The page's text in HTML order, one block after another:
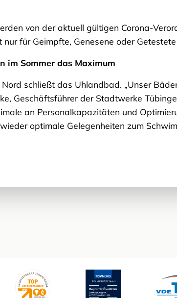
von der aktuell gültigen Corona-
für Geimpfte, Genesene oder
im Sommer das Maximum
schließt das Uhlandbad. „Unser
Geschäftsführer der Stadtwerke
an Personalkapazitäten und
optimale Gelegenheiten zum